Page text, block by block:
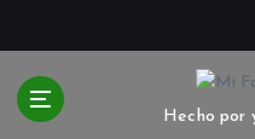
Hecho por